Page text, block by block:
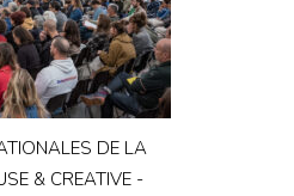
DE LA
& CREATIVE -